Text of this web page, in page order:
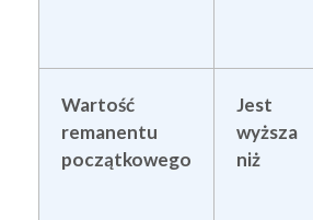
Wartość
remanentu
początkowego
Jest
wyższa
niż